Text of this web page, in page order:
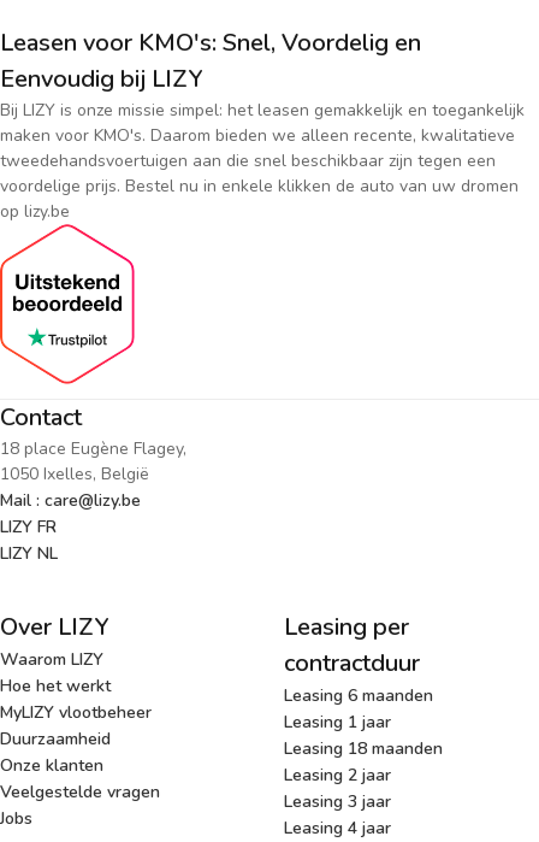
Leasen voor KMO's: Snel, Voordelig en
Eenvoudig bij LIZY
Bij LIZY is onze missie simpel: het leasen gemakkelijk en toegankelijk
maken voor KMO's. Daarom bieden we alleen recente, kwalitatieve
tweedehandsvoertuigen aan die snel beschikbaar zijn tegen een
voordelige prijs. Bestel nu in enkele klikken de auto van uw dromen
op lizy.be
Contact
18 place Eugène Flagey,
1050 Ixelles, België
Mail : care@lizy.be
LIZY FR
LIZY NL
Over LIZY
Waarom LIZY
Hoe het werkt
MyLIZY vlootbeheer
Duurzaamheid
Onze klanten
Veelgestelde vragen
Jobs
Leasing per
contractduur
Leasing 6 maanden
Leasing 1 jaar
Leasing 18 maanden
Leasing 2 jaar
Leasing 3 jaar
Leasing 4 jaar